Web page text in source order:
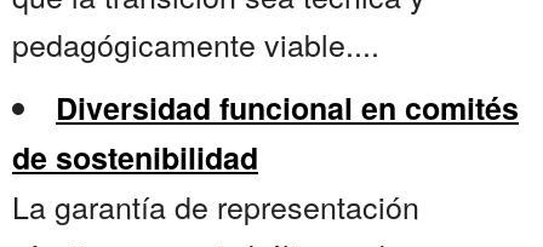
pedagógicamente viable....
Diversidad funcional en comités
de sostenibilidad
La garantía de representación